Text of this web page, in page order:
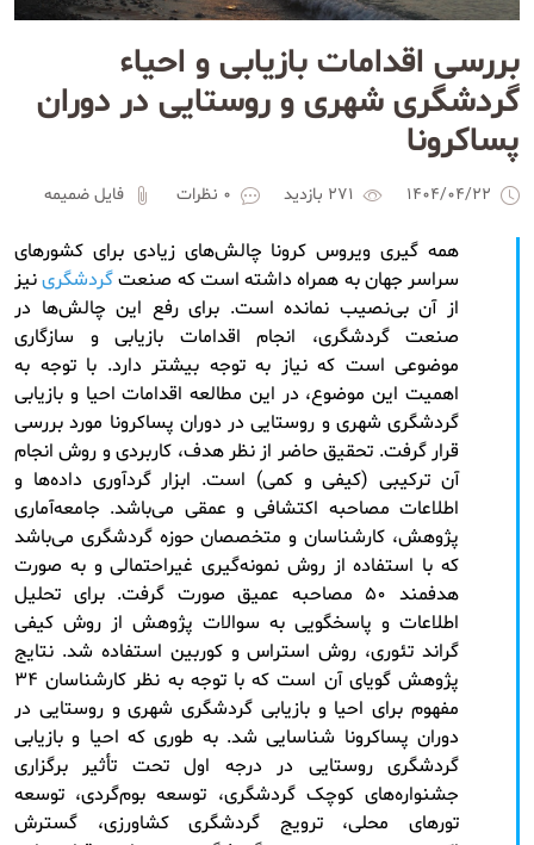
بررسی اقدامات بازیابی و احیاء
گردشگری شهری و روستایی در دوران
پساکرونا
1404/04/22 271 بازدید 0 نظرات فایل ضمیمه
همه‌ گیری ویروس کرونا چالش‌های زیادی برای کشورهای
سراسر جهان به همراه داشته است که صنعتگردشگرینیز
از آن بی‌نصیب نمانده است. برای رفع این چالش‌ها در
صنعت گردشگری، انجام اقدامات بازیابی و سازگاری
موضوعی است که نیاز به توجه بیشتر دارد. با توجه به
اهمیت این موضوع، در این مطالعه اقدامات احیا و بازیابی
گردشگری شهری و روستایی در دوران پساکرونا مورد بررسی
قرار گرفت. تحقیق حاضر از نظر هدف، کاربردی و روش انجام
آن ترکیبی (کیفی و کمی) است. ابزار گردآوری داده‌ها و
اطلاعات مصاحبه اکتشافی و عمقی می‌باشد. جامعه‌آماری
پژوهش، کارشناسان و متخصصان حوزه گردشگری می‌باشد
که با استفاده از روش نمونه‌گیری غیراحتمالی و به‌ صورت
هدفمند 50 مصاحبه عمیق صورت گرفت. برای تحلیل
اطلاعات و پاسخگویی به سوالات پژوهش از روش‌ کیفی
گراند تئوری، روش استراس و کوربین استفاده شد. نتایج
پژوهش گویای آن است که با توجه به نظر کارشناسان 34
مفهوم برای احیا و بازیابی گردشگری شهری و روستایی در
دوران پساکرونا شناسایی شد. به طوری که احیا و بازیابی
گردشگری روستایی در درجه اول تحت تأثیر برگزاری
جشنواره‌های کوچک گردشگری، توسعه بوم‌گردی، توسعه
تورهای محلی، ترویج گردشگری کشاورزی، گسترش